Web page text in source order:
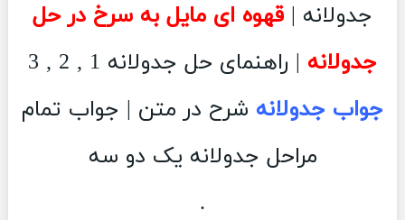
جدولانه | قهوه ای مایل به سرخ در حل
جدولانه | راهنمای حل جدولانه 1 , 2 , 3
جواب جدولانه شرح در متن | جواب تمام
مراحل جدولانه یک دو سه
.